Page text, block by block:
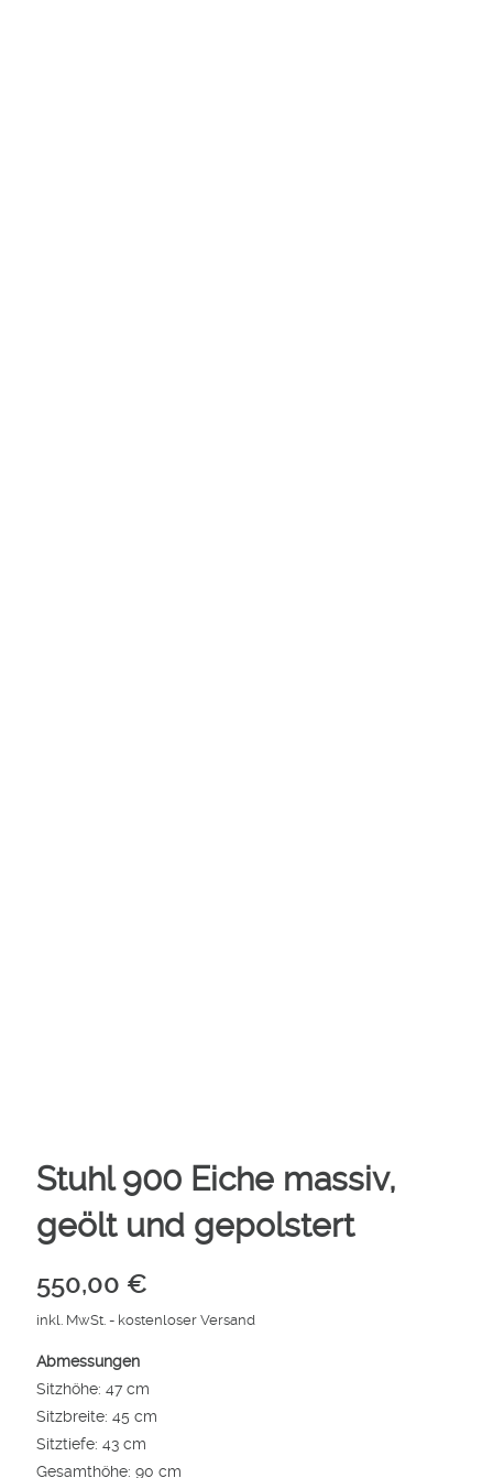
Stuhl 900 Eiche massiv,
geölt und gepolstert
550,00 €
inkl. MwSt. - kostenloser Versand
Abmessungen
Sitzhöhe: 47 cm
Sitzbreite: 45 cm
Sitztiefe: 43 cm
Gesamthöhe: 90 cm